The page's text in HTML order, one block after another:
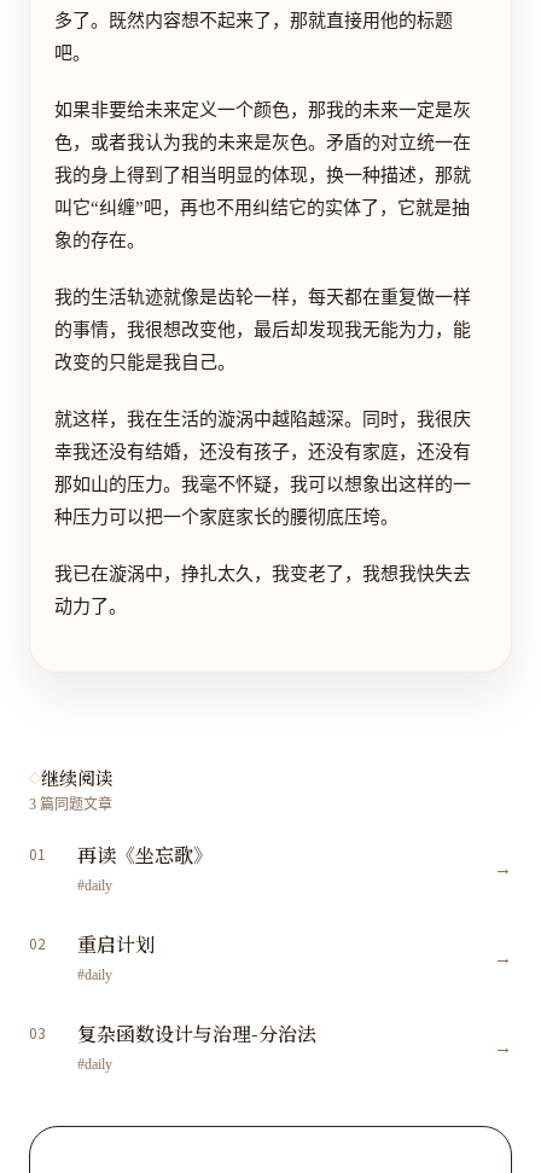
多了。既然内容想不起来了，那就直接用他的标题
吧。
如果非要给未来定义一个颜色，那我的未来一定是灰
色，或者我认为我的未来是灰色。矛盾的对立统一在
我的身上得到了相当明显的体现，换一种描述，那就
叫它“纠缠”吧，再也不用纠结它的实体了，它就是抽
象的存在。
我的生活轨迹就像是齿轮一样，每天都在重复做一样
的事情，我很想改变他，最后却发现我无能为力，能
改变的只能是我自己。
就这样，我在生活的漩涡中越陷越深。同时，我很庆
幸我还没有结婚，还没有孩子，还没有家庭，还没有
那如山的压力。我毫不怀疑，我可以想象出这样的一
种压力可以把一个家庭家长的腰彻底压垮。
我已在漩涡中，挣扎太久，我变老了，我想我快失去
动力了。
继续阅读
3 篇同题文章
01 再读《坐忘歌》
#daily
→
02 重启计划
#daily
→
03 复杂函数设计与治理-分治法
#daily
→